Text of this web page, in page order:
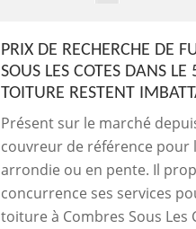
PRIX DE RECHERCHE DE
SOUS LES COTES DANS
TOITURE RESTENT
Présent sur le marché
couvreur de référence pour
arrondie ou en pente. Il
concurrence ses services
toiture à Combres Sous Les